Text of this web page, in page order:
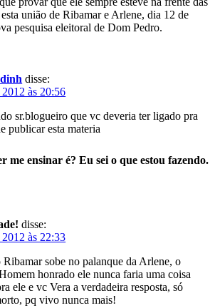
esta união de Ribamar e Arlene, dia 12 de
pesquisa eleitoral de Dom Pedro.
disse:
às 20:56
sr.blogueiro que vc deveria ter ligado pra
publicar esta materia
me ensinar é? Eu sei o que estou fazendo.
disse:
às 22:33
Ribamar sobe no palanque da Arlene, o
honrado ele nunca faria uma coisa
ele e vc Vera a verdadeira resposta, só
pq vivo nunca mais!